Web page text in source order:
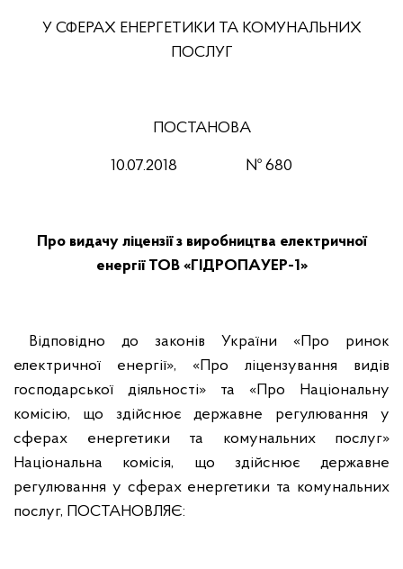
У СФЕРАХ ЕНЕРГЕТИКИ ТА КОМУНАЛЬНИХ
ПОСЛУГ
ПОСТАНОВА
10.07.2018 № 680
Про видачу ліцензії з виробництва електричної
енергії ТОВ «ГІДРОПАУЕР-1»
Відповідно до законів України «Про ринок
електричної енергії», «Про ліцензування видів
господарської діяльності» та «Про Національну
комісію, що здійснює державне регулювання у
сферах енергетики та комунальних послуг»
Національна комісія, що здійснює державне
регулювання у сферах енергетики та комунальних
послуг, ПОСТАНОВЛЯЄ: